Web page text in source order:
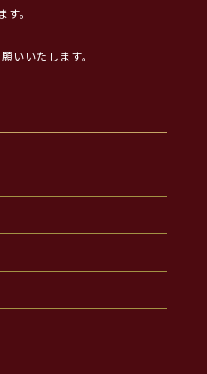
す。
いいたします。